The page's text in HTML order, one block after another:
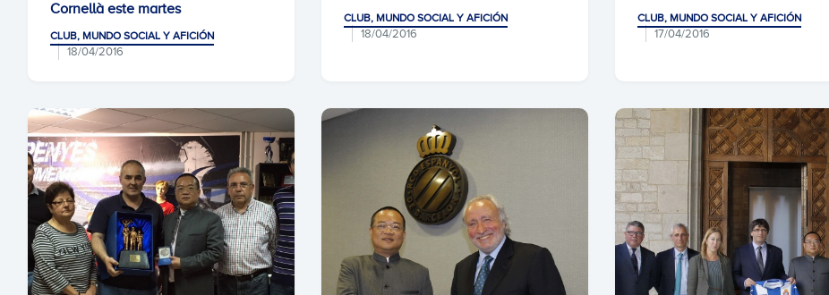
Cornellà este martes
CLUB, MUNDO SOCIAL Y AFICIÓN
18/04/2016
CLUB, MUNDO SOCIAL Y AFICIÓN
18/04/2016
CLUB, MUNDO SOCIAL Y AFICIÓN
17/04/2016